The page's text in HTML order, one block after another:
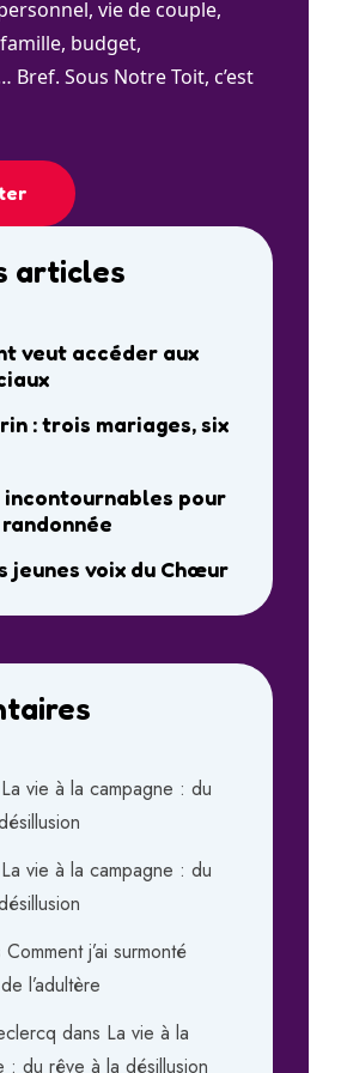
vie de couple,
budget,
Sous Notre Toit, c’est
articles
veut accéder aux
: trois mariages, six
incontournables pour
jeunes voix du Chœur
La vie à la campagne : du
La vie à la campagne : du
Comment j’ai surmonté
l’adultère
dans La vie à la
: du rêve à la désillusion